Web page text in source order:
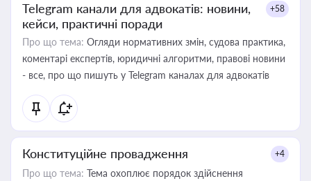
Telegram канали для адвокатів: новини,
кейси, практичні поради
+58
Про що тема: Огляди нормативних змін, судова практика,
коментарі експертів, юридичні алгоритми, правові новини
- все, про що пишуть у Telegram каналах для адвокатів
Конституційне провадження +4
Про що тема: Тема охоплює порядок здійснення